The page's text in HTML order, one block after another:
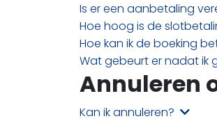
Is er een aanbetaling
Hoe hoog is de
Hoe kan ik de boeking
Wat gebeurt er nadat ik
Annuleren
Kan ik annuleren?